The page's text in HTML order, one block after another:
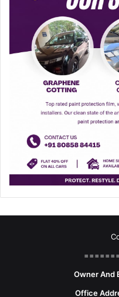
Owner And
Office